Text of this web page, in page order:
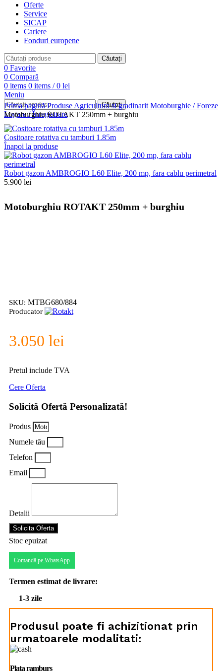
Oferte
Service
SICAP
Cariere
Fonduri europene
Căutați
0 Favorite
0 Compară
0 items 0 items / 0 lei
Meniu
Căutați
Logare / Înregistrare
Prima paginăProduse Agricultura si gradinarit Motoburghie / Foreze
Motoburghiu ROTAKT 250mm + burghiu
Cositoare rotativa cu tamburi 1.85m
Înapoi la produse
Robot gazon AMBROGIO L60 Elite, 200 mp, fara cablu perimetral
5.900 lei
Motoburghiu ROTAKT 250mm + burghiu
SKU: MTBG680/884
Producator
3.050 lei
Pretul include TVA
Cere Oferta
Solicită Ofertă Personalizată!
Produs
Numele tău
Telefon
Email
Detalii
Solicita Oferta
Stoc epuizat
Comandă pe WhatsApp
Termen estimat de livrare:
1-3 zile
Produsul poate fi achizitionat prin
urmatoarele modalitati:
Plata ramburs